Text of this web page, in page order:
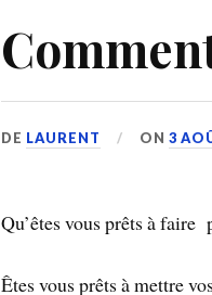
DE LAURENT ON3
Qu’êtes vous prêts à faire
Êtes vous prêts à mettre